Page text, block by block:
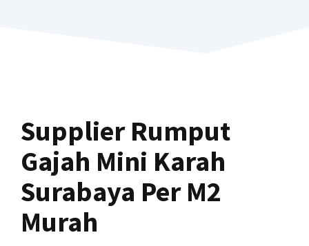
Supplier Rumput
Gajah Mini Karah
Surabaya Per M2
Murah